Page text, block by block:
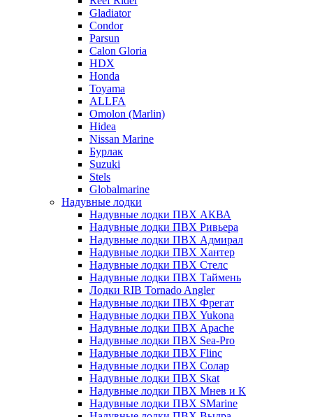
Gladiator
Condor
Parsun
Calon Gloria
HDX
Honda
Toyama
ALLFA
Omolon (Marlin)
Hidea
Nissan Marine
Бурлак
Suzuki
Stels
Globalmarine
Надувные лодки
Надувные лодки ПВХ АКВА
Надувные лодки ПВХ Ривьера
Надувные лодки ПВХ Адмирал
Надувные лодки ПВХ Хантер
Надувные лодки ПВХ Стелс
Надувные лодки ПВХ Таймень
Лодки RIB Tornado Angler
Надувные лодки ПВХ Фрегат
Надувные лодки ПВХ Yukona
Надувные лодки ПВХ Apache
Надувные лодки ПВХ Sea-Pro
Надувные лодки ПВХ Flinc
Надувные лодки ПВХ Солар
Надувные лодки ПВХ Skat
Надувные лодки ПВХ Мнев и К
Надувные лодки ПВХ SMarine